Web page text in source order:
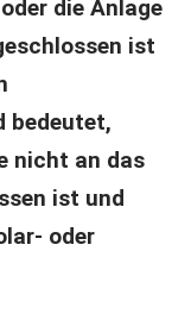
die Anlage
ist
bedeutet,
nicht an das
ist und
oder